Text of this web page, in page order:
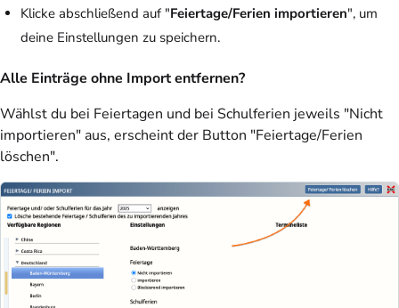
Klicke abschließend auf "Feiertage/Ferien importieren", um
deine Einstellungen zu speichern.
Alle Einträge ohne Import entfernen?
Wählst du bei Feiertagen und bei Schulferien jeweils "Nicht
importieren" aus, erscheint der Button "Feiertage/Ferien
löschen".